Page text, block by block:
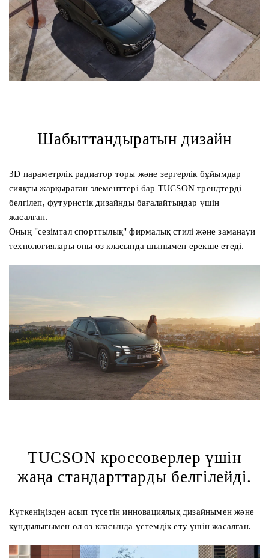
Шабыттандыратын дизайн
3D параметрлік радиатор торы және зергерлік бұйымдар
сияқты жарқыраған элементтері бар TUCSON трендтерді
белгілеп, футуристік дизайнды бағалайтындар үшін
жасалған.
Оның "сезімтал спорттылық" фирмалық стилі және заманауи
технологиялары оны өз класында шынымен ерекше етеді.
TUCSON кроссоверлер үшін
жаңа стандарттарды белгілейді.
Күткеніңізден асып түсетін инновациялық дизайнымен және
құндылығымен ол өз класында үстемдік ету үшін жасалған.